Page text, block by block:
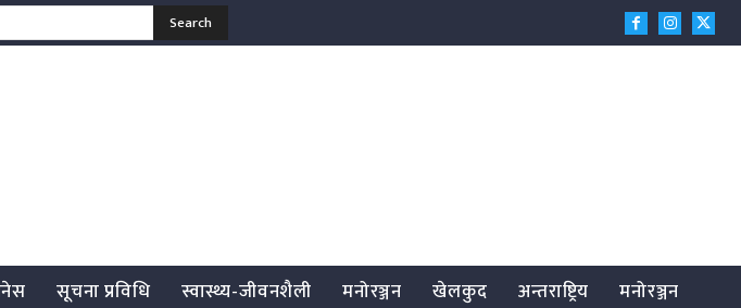
Search
सूचना प्रविधि स्वास्थ्य-जीवनशैली मनोरञ्जन खेलकुद अन्तराष्ट्रिय मनोरञ्जन